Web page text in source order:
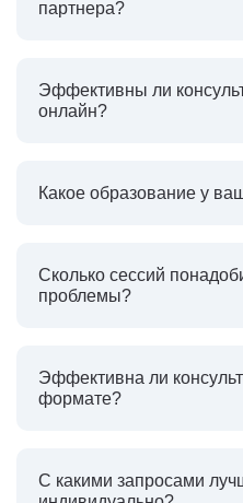
партнера?
Эффективны ли
онлайн?
Какое образование у
Сколько сессий
проблемы?
Эффективна ли
формате?
С какими запросами